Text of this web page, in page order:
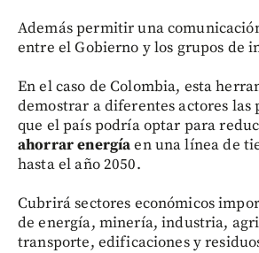
Además permitir una
entre el Gobierno y los grupos de
En el caso de Colombia, esta
demostrar a diferentes actores las
que el país podría optar para
ahorrar energíaen una línea de
hasta el año 2050.
Cubrirá sectores económicos
de energía, minería, industria,
transporte, edificaciones y